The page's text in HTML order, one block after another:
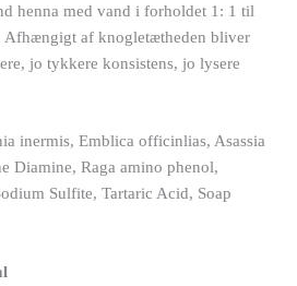
henna med vand i forholdet 1: 1 til
Afhængigt af knogletætheden bliver
jo tykkere konsistens, jo lysere
inermis, Emblica officinlias, Asassia
Diamine, Raga amino phenol,
Sulfite, Tartaric Acid, Soap